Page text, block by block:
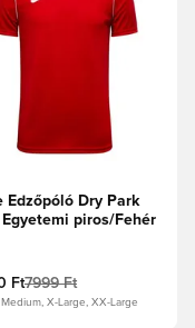
Edzőpóló Dry Park
piros/Fehér
Ft7999 Ft
Medium, X-Large, XX-Large